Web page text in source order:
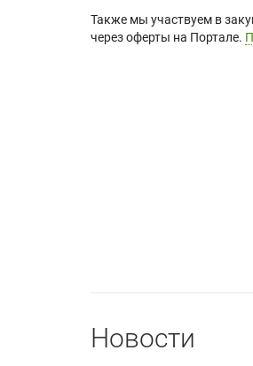
Также мы участвуем в
через оферты на Портале.
Новости